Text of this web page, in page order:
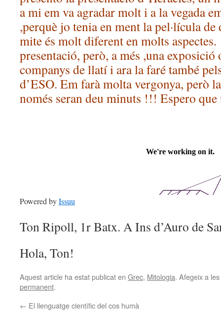
a mi em va agradar molt i a la vegada
,perquè jo tenia en ment la pel·lícula
mite és molt diferent en molts aspectes.
presentació, però, a més ,una exposició
companys de llatí i ara la faré també
d’ESO. Em farà molta vergonya, però
només seran deu minuts !!! Espero
Powered byIssuu
Ton Ripoll, 1r Batx. A Ins d’Auro de
Hola, Ton!
Aquest article ha estat publicat en Grec, Mitologia. Afegeix a
permanent.
← El llenguatge científic del cos humà